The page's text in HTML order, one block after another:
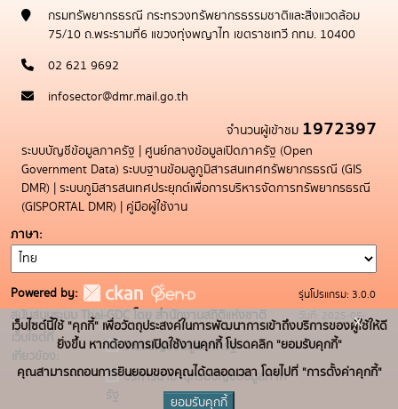
กรมทรัพยากรธรณี กระทรวงทรัพยากรธรรมชาติและสิ่งแวดล้อม
75/10 ถ.พระรามที่6 แขวงทุ่งพญาไท เขตราชเทวี กทม. 10400
02 621 9692
infosector@dmr.mail.go.th
จำนวนผู้เข้าชม 1972397
ระบบบัญชีข้อมูลภาครัฐ | ศูนย์กลางข้อมูลเปิดภาครัฐ (Open
Government Data) ระบบฐานข้อมลูภูมิสารสนเทศทรัพยากรธรณี (GIS
DMR) | ระบบภูมิสารสนเทศประยุกต์เพื่อการบริหารจัดการทรัพยากรธรณี
(GISPORTAL DMR) | คู่มือผู้ใช้งาน
ภาษา
Powered by:
สนับสนุนระบบ Thai-GDC โดย สำนักงานสถิติแห่งชาติ
เว็บไซต์ที่
เกี่ยวข้อง:
ระบบบัญชีข้อมูลภาครัฐ
บริการนามานุกรมบัญชีข้อมูลภาค
รัฐ
รุ่นโปรแกรม: 3.0.0
วันที่: 2025-05-
19
เว็บไซต์นี้ใช้ "คุกกี้" เพื่อวัตถุประสงค์ในการพัฒนาการเข้าถึงบริการของผู้ใช้ให้ดี
ยิ่งขึ้น หากต้องการเปิดใช้งานคุกกี้ โปรดคลิก "ยอมรับคุกกี้"
คุณสามารถถอนการยินยอมของคุณได้ตลอดเวลา โดยไปที่ "การตั้งค่าคุกกี้"
ยอมรับคุกกี้
x